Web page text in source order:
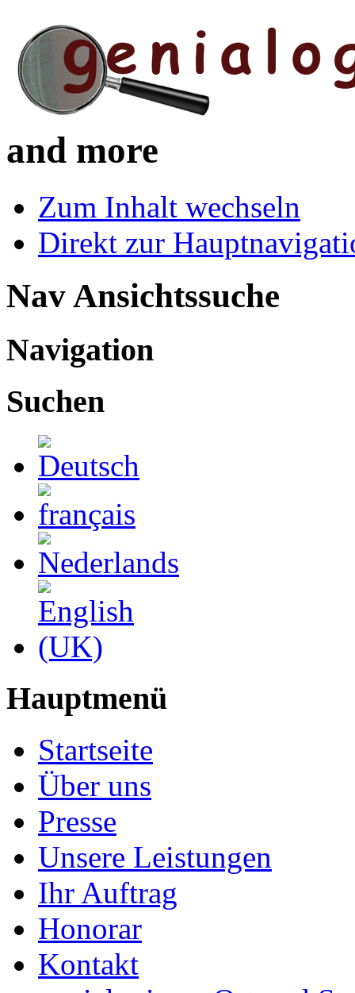
and more
Zum Inhalt wechseln
Direkt zur
Nav Ansichtssuche
Navigation
Suchen
Hauptmenü
Startseite
Über uns
Presse
Unsere Leistungen
Ihr Auftrag
Honorar
Kontakt